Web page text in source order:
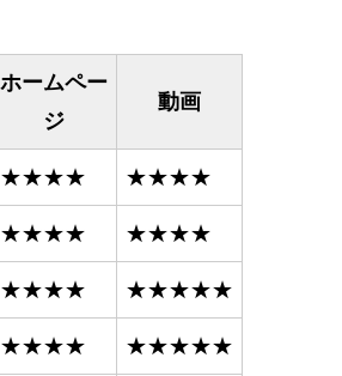
ホームペー
ジ
動画
★★★★ ★★★★
★★★★ ★★★★
★★★★ ★★★★★
★★★★ ★★★★★